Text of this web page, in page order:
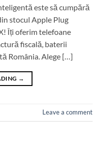
este să cumpără
stocul Apple Plug
Îți oferim telefoane
fiscală, baterii
România. Alege […]
→
Leave a comment